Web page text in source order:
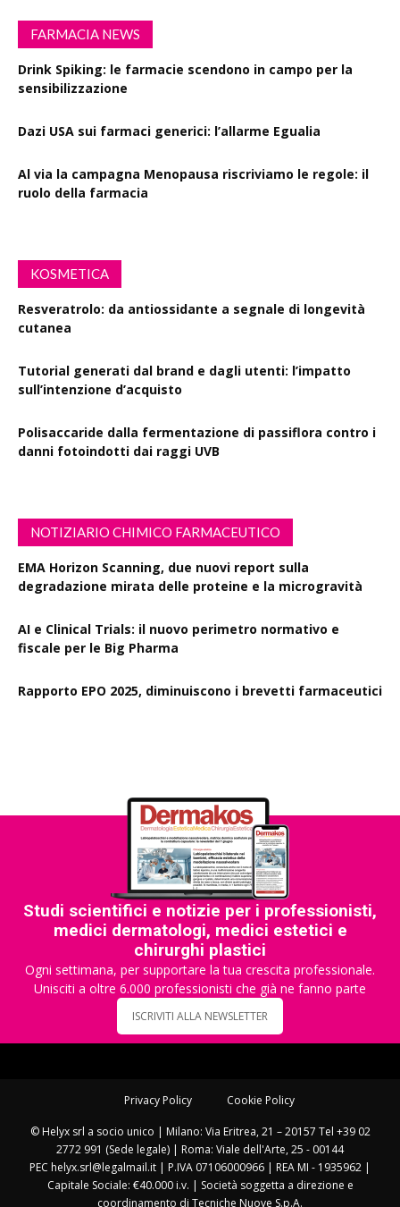
FARMACIA NEWS
Drink Spiking: le farmacie scendono in campo per la
sensibilizzazione
Dazi USA sui farmaci generici: l’allarme Egualia
Al via la campagna Menopausa riscriviamo le regole: il
ruolo della farmacia
KOSMETICA
Resveratrolo: da antiossidante a segnale di longevità
cutanea
Tutorial generati dal brand e dagli utenti: l’impatto
sull’intenzione d’acquisto
Polisaccaride dalla fermentazione di passiflora contro i
danni fotoindotti dai raggi UVB
NOTIZIARIO CHIMICO FARMACEUTICO
EMA Horizon Scanning, due nuovi report sulla
degradazione mirata delle proteine e la microgravità
AI e Clinical Trials: il nuovo perimetro normativo e
fiscale per le Big Pharma
Rapporto EPO 2025, diminuiscono i brevetti farmaceutici
Studi scientifici e notizie per i professionisti,
medici dermatologi, medici estetici e
chirurghi plastici
Ogni settimana, per supportare la tua crescita professionale.
Unisciti a oltre 6.000 professionisti che già ne fanno parte
ISCRIVITI ALLA NEWSLETTER
Privacy Policy Cookie Policy
© Helyx srl a socio unico | Milano: Via Eritrea, 21 – 20157 Tel +39 02
2772 991 (Sede legale) | Roma: Viale dell'Arte, 25 - 00144
PEC helyx.srl@legalmail.it | P.IVA 07106000966 | REA MI - 1935962 |
Capitale Sociale: €40.000 i.v. | Società soggetta a direzione e
coordinamento di Tecniche Nuove S.p.A.